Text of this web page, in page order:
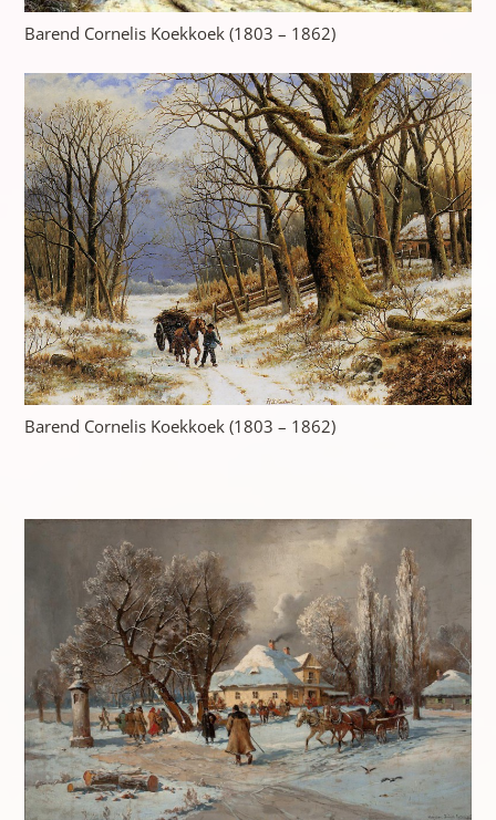
Barend Cornelis Koekkoek (1803 – 1862)
Barend Cornelis Koekkoek (1803 – 1862)